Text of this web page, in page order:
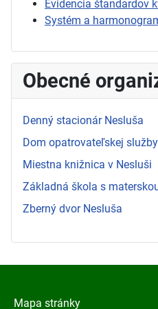
Evidencia štandardov
Systém a
Obecné
Denný stacionár Nesluša
Dom opatrovateľskej
Miestna knižnica v Nesluši
Základná škola s
Zberný dvor Nesluša
Mapa stránky